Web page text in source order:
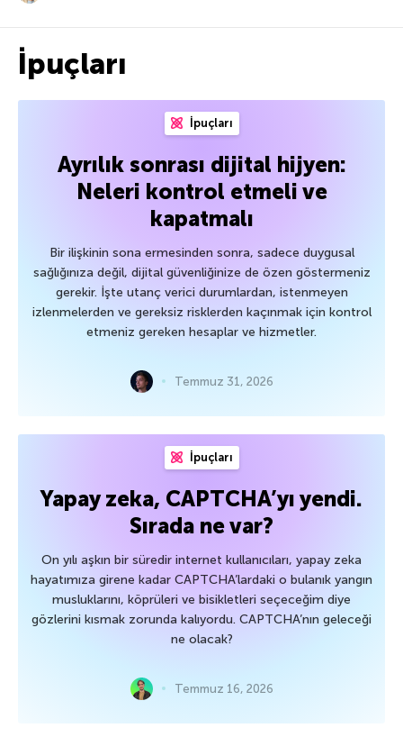
İpuçları
İpuçları
Ayrılık sonrası dijital hijyen:
Neleri kontrol etmeli ve
kapatmalı
Bir ilişkinin sona ermesinden sonra, sadece duygusal
sağlığınıza değil, dijital güvenliğinize de özen göstermeniz
gerekir. İşte utanç verici durumlardan, istenmeyen
izlenmelerden ve gereksiz risklerden kaçınmak için kontrol
etmeniz gereken hesaplar ve hizmetler.
Temmuz 31, 2026
İpuçları
Yapay zeka, CAPTCHA’yı yendi.
Sırada ne var?
On yılı aşkın bir süredir internet kullanıcıları, yapay zeka
hayatımıza girene kadar CAPTCHA’lardaki o bulanık yangın
musluklarını, köprüleri ve bisikletleri seçeceğim diye
gözlerini kısmak zorunda kalıyordu. CAPTCHA’nın geleceği
ne olacak?
Temmuz 16, 2026